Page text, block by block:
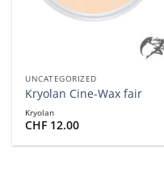
UNCATEGORIZED
Kryolan Cine-Wax fair
Kryolan
CHF 12.00